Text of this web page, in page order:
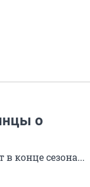
о
в конце сезона...